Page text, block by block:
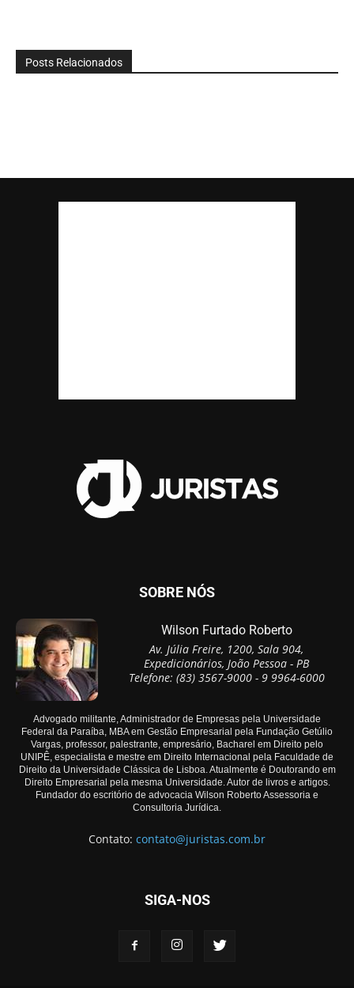
Posts Relacionados
SOBRE NÓS
Wilson Furtado Roberto
Av. Júlia Freire, 1200, Sala 904,
Expedicionários, João Pessoa - PB
Telefone: (83) 3567-9000 - 9 9964-6000
Advogado militante, Administrador de Empresas pela Universidade
Federal da Paraíba, MBA em Gestão Empresarial pela Fundação Getúlio
Vargas, professor, palestrante, empresário, Bacharel em Direito pelo
UNIPÊ, especialista e mestre em Direito Internacional pela Faculdade de
Direito da Universidade Clássica de Lisboa. Atualmente é Doutorando em
Direito Empresarial pela mesma Universidade. Autor de livros e artigos.
Fundador do escritório de advocacia Wilson Roberto Assessoria e
Consultoria Jurídica.
Contato: contato@juristas.com.br
SIGA-NOS